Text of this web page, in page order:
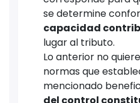
se determine
capacidad
lugar al tributo.
Lo anterior no
normas que
mencionado